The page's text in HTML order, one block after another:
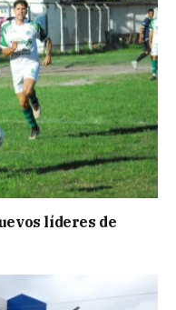
líderes de